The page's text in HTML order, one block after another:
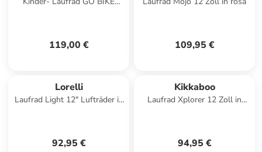
119,00 € 109,95 €
Lorelli
Laufrad Light 12" Lufträder in
92,95 €
Kikkaboo
Laufrad Xplorer 12 Zoll in
94,95 €